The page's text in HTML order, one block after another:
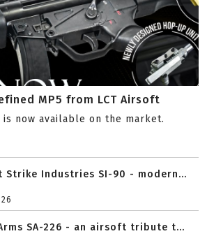
MP5 from LCT Airsoft
now available on the market.
Strike Industries SI-90 - modern...
SA-226 - an airsoft tribute t...